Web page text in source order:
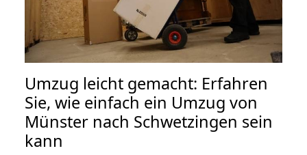
Umzug leicht gemacht: Erfahren
Sie, wie einfach ein Umzug von
Münster nach Schwetzingen sein
kann